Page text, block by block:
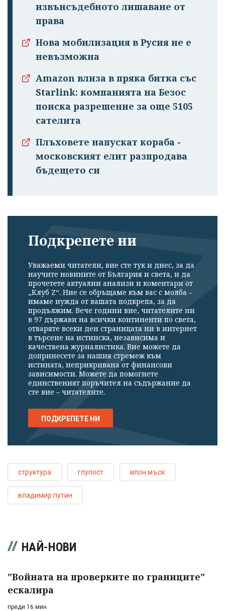
извънсъдебното лишаване от
права
Нова мобилизация в Русия не е
невъзможна
Amazon влиза в пряка битка със
Starlink: компанията на Безос
поиска разрешение за още 5105
сателита
Плъховете напускат кораба -
московският елит разпродава
бъдещето си
Подкрепете ни
Уважаеми читатели, вие сте тук и днес, за да
научите новините от България и света, и да
прочетете актуални анализи и коментари от
„Клуб Z“. Ние се обръщаме към вас с молба –
имаме нужда от вашата подкрепа, за да
продължим. Вече години вие, читателите ни
в 97 държави на всички континенти по света,
отваряте всеки ден страницата ни в интернет
в търсене на истинска, независима и
качествена журналистика. Вие можете да
допринесете за нашия стремеж към
истината, неприкривана от финансови
зависимости. Можете да помогнете
единственият поръчител на съдържание да
сте вие – читателите.
ПОДКРЕПЕТЕ НИ
структура глупост илон мъск
владимир путин
НАЙ-НОВИ
"Войната на проверките по границите"
ескалира
преди 16 мин